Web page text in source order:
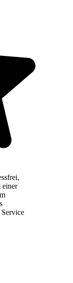
einer